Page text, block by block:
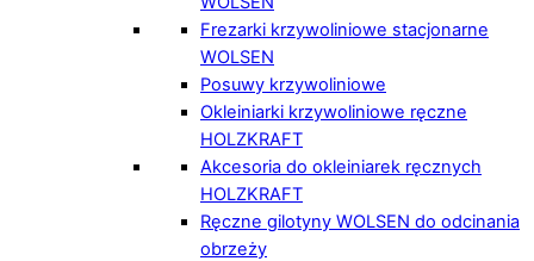
Frezarki krzywoliniowe stacjonarne
WOLSEN
Posuwy krzywoliniowe
Okleiniarki krzywoliniowe ręczne
HOLZKRAFT
Akcesoria do okleiniarek ręcznych
HOLZKRAFT
Ręczne gilotyny WOLSEN do odcinania
obrzeży